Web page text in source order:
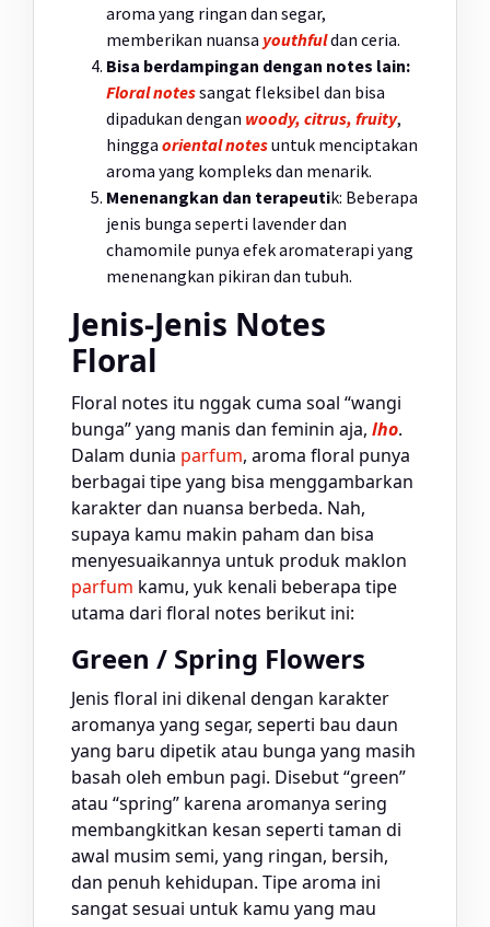
aroma yang ringan dan segar,
memberikan nuansa youthfuldan ceria.
Bisa berdampingan dengan notes lain:
Floral notessangat fleksibel dan bisa
dipadukan dengan woody, citrus, fruity,
hingga oriental notesuntuk menciptakan
aroma yang kompleks dan menarik.
Menenangkan dan terapeutik: Beberapa
jenis bunga seperti lavender dan
chamomile punya efek aromaterapi yang
menenangkan pikiran dan tubuh.
Jenis-Jenis Notes
Floral
Floral notes itu nggak cuma soal “wangi
bunga” yang manis dan feminin aja, lho.
Dalam dunia parfum, aroma floral punya
berbagai tipe yang bisa menggambarkan
karakter dan nuansa berbeda. Nah,
supaya kamu makin paham dan bisa
menyesuaikannya untuk produk maklon
parfum kamu, yuk kenali beberapa tipe
utama dari floral notes berikut ini:
Green / Spring Flowers
Jenis floral ini dikenal dengan karakter
aromanya yang segar, seperti bau daun
yang baru dipetik atau bunga yang masih
basah oleh embun pagi. Disebut “green”
atau “spring” karena aromanya sering
membangkitkan kesan seperti taman di
awal musim semi, yang ringan, bersih,
dan penuh kehidupan. Tipe aroma ini
sangat sesuai untuk kamu yang mau